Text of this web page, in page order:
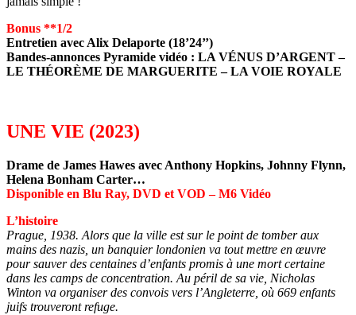
Bonus **1/2
Entretien avec Alix Delaporte (18’24’’)
Bandes-annonces Pyramide vidéo : LA VÉNUS D’ARGENT –
LE THÉORÈME DE MARGUERITE – LA VOIE ROYALE
UNE VIE (2023)
Drame de James Hawes avec Anthony Hopkins, Johnny Flynn,
Helena Bonham Carter…
Disponible en Blu Ray, DVD et VOD – M6 Vidéo
L’histoire
Prague, 1938. Alors que la ville est sur le point de tomber aux
mains des nazis, un banquier londonien va tout mettre en œuvre
pour sauver des centaines d’enfants promis à une mort certaine
dans les camps de concentration. Au péril de sa vie, Nicholas
Winton va organiser des convois vers l’Angleterre, où 669 enfants
juifs trouveront refuge.